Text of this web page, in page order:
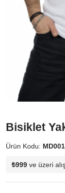
Bisiklet
Ürün Kodu:
₺999 ve üzeri